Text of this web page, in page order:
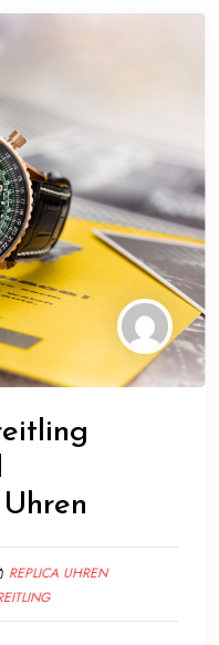
REPLICA UHREN